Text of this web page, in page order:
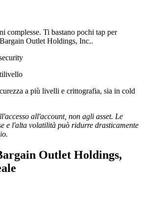
complesse. Ti bastano pochi tap per
Outlet Holdings, Inc..
a più livelli e crittografia, sia in cold
all'account, non agli asset. Le
e l'alta volatilità può ridurre drasticamente
Outlet Holdings,